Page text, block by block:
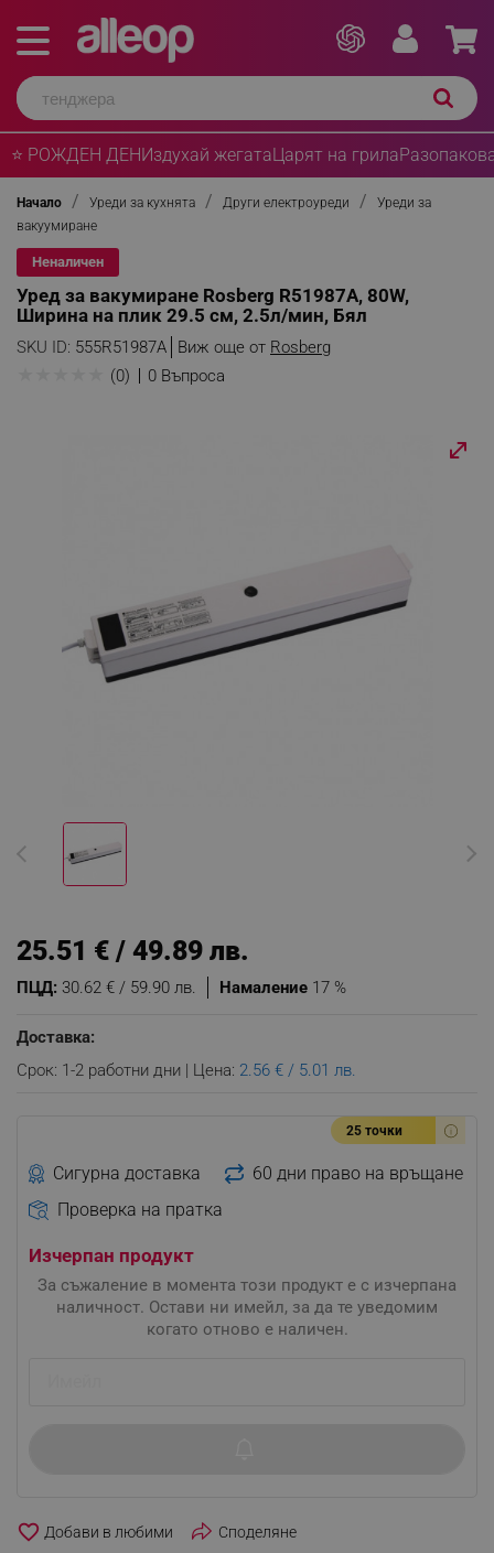
⭐ РОЖДЕН ДЕНИздухай жегатаЦарят на грила
Начало Уреди за кухнята Други електроуреди
Уреди за
вакуумиране
Неналичен
Уред за вакумиране Rosberg R51987A, 80W,
Ширина на плик 29.5 см, 2.5л/мин, Бял
SKU ID: 555R51987A Виж още от Rosberg
(0) 0 Въпроса
Намаление 17 %
ПЦД: 30.62 € / 59.90 лв.
25.51 € / 49.89 лв.
Доставка:
Срок: 1-2 работни дни | Цена: 2.56 € / 5.01 лв.
25 точки
Сигурна доставка
60 дни право на връщане
Проверка на пратка
Изчерпан продукт
За съжаление в момента този продукт е с изчерпана
наличност. Остави ни имейл, за да те уведомим
когато отново е наличен.
favorite_border Споделяне